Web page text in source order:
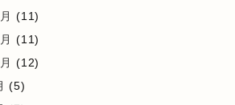
(11)
(11)
(12)
(5)